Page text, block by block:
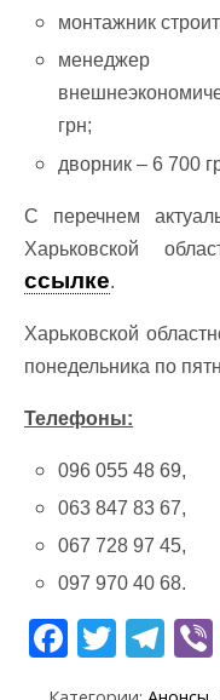
монтажник
грн;
дворник – 6 700
С перечнем
Харьковской
ссылке.
Харьковской
понедельника по
Телефоны:
096 055 48 69,
063 847 83 67,
067 728 97 45,
097 970 40 68.
F T T